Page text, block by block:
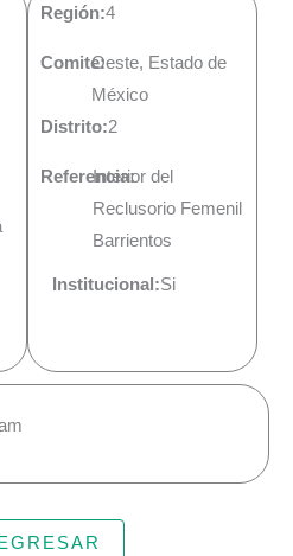
Región:4
Comite:Oeste, Estado de
México
Distrito:2
Referencia:
Interior del
Reclusorio Femenil
Barrientos
Institucional:Si